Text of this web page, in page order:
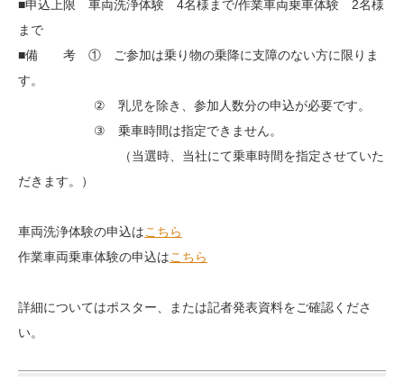
■申込上限 車両洗浄体験 4名様まで/作業車両乗車体験 2名様
まで
■備 考 ① ご参加は乗り物の乗降に支障のない方に限りま
す。
② 乳児を除き、参加人数分の申込が必要です。
③ 乗車時間は指定できません。
（当選時、当社にて乗車時間を指定させていた
だきます。）
車両洗浄体験の申込はこちら
作業車両乗車体験の申込はこちら
詳細についてはポスター、または記者発表資料をご確認くださ
い。